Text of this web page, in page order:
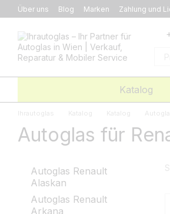
Перейти к основному контенту
Über uns Blog Marken Zahlung und
Katalog
Ihrautoglas Katalog Katalog
Autoglas für
Autoglas Renault
Alaskan
Autoglas Renault
Arkana